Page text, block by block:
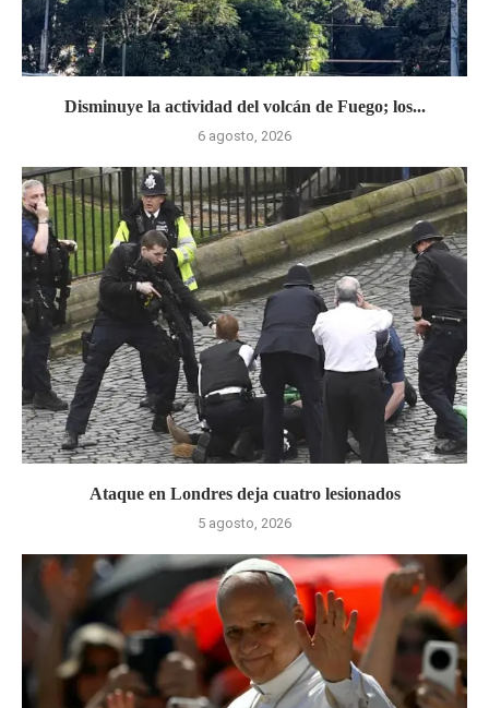
Disminuye la actividad del volcán de Fuego; los...
6 agosto, 2026
Ataque en Londres deja cuatro lesionados
5 agosto, 2026